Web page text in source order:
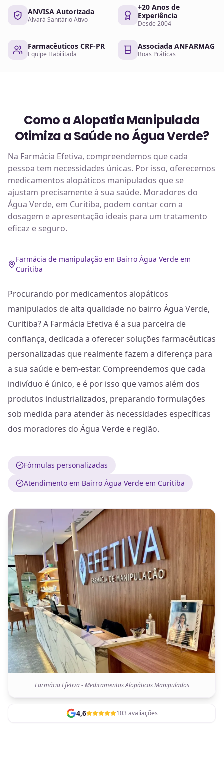
ANVISA Autorizada
Alvará Sanitário Ativo
+20 Anos de
Experiência
Desde 2004
Farmacêuticos CRF-PR
Equipe Habilitada
Associada ANFARMAG
Boas Práticas
Como a Alopatia Manipulada
Otimiza a Saúde no Água Verde?
Na Farmácia Efetiva, compreendemos que cada
pessoa tem necessidades únicas. Por isso, oferecemos
medicamentos alopáticos manipulados que se
ajustam precisamente à sua saúde. Moradores do
Água Verde, em Curitiba, podem contar com a
dosagem e apresentação ideais para um tratamento
eficaz e seguro.
Farmácia de manipulação em Bairro Água Verde em
Curitiba
Procurando por medicamentos alopáticos
manipulados de alta qualidade no bairro Água Verde,
Curitiba? A Farmácia Efetiva é a sua parceira de
confiança, dedicada a oferecer soluções farmacêuticas
personalizadas que realmente fazem a diferença para
a sua saúde e bem-estar. Compreendemos que cada
indivíduo é único, e é por isso que vamos além dos
produtos industrializados, preparando formulações
sob medida para atender às necessidades específicas
dos moradores do Água Verde e região.
Fórmulas personalizadas
Atendimento em Bairro Água Verde em Curitiba
Farmácia Efetiva - Medicamentos Alopáticos Manipulados
4,6 103 avaliações